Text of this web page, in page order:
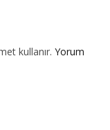
kullanır. Yorum